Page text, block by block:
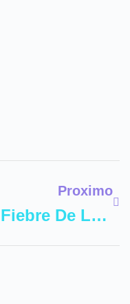
Proximo
La Fiebre De Las Camisetas Personalizadas